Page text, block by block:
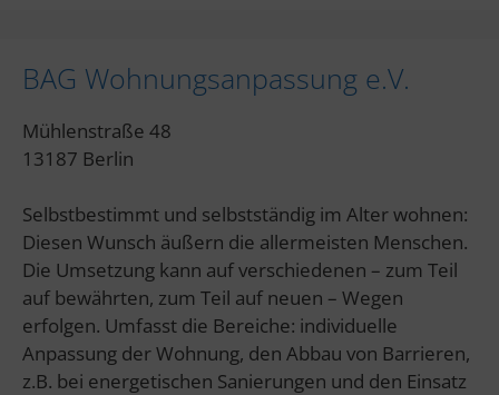
BAG Wohnungsanpassung e.V.
Mühlenstraße 48
13187 Berlin
Selbstbestimmt und selbstständig im Alter wohnen:
Diesen Wunsch äußern die allermeisten Menschen.
Die Umsetzung kann auf verschiedenen – zum Teil
auf bewährten, zum Teil auf neuen – Wegen
erfolgen. Umfasst die Bereiche: individuelle
Anpassung der Wohnung, den Abbau von Barrieren,
z.B. bei energetischen Sanierungen und den Einsatz